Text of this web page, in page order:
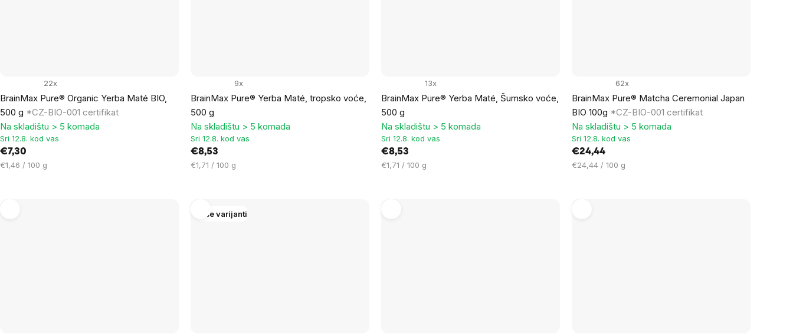
BrainMax Pure® Organic Yerba Maté BIO,
500 g *CZ-BIO-001 certifikat
22x
Na skladištu > 5 komada
Sri 12.8. kod vas
€7,30
Cijena
€1,46 / 100 g
BrainMax Pure® Yerba Maté, tropsko voće,
500 g
9x
Na skladištu > 5 komada
Sri 12.8. kod vas
€8,53
Cijena
€1,71 / 100 g
BrainMax Pure® Yerba Maté, Šumsko voće,
500 g
13x
Na skladištu > 5 komada
Sri 12.8. kod vas
€8,53
Cijena
€1,71 / 100 g
BrainMax Pure® Matcha Ceremonial Japan
BIO 100g *CZ-BIO-001 certifikat
62x
Na skladištu > 5 komada
Sri 12.8. kod vas
€24,44
Cijena
€24,44 / 100 g
Više varijanti